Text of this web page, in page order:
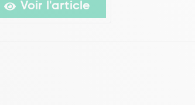
Voir l'article